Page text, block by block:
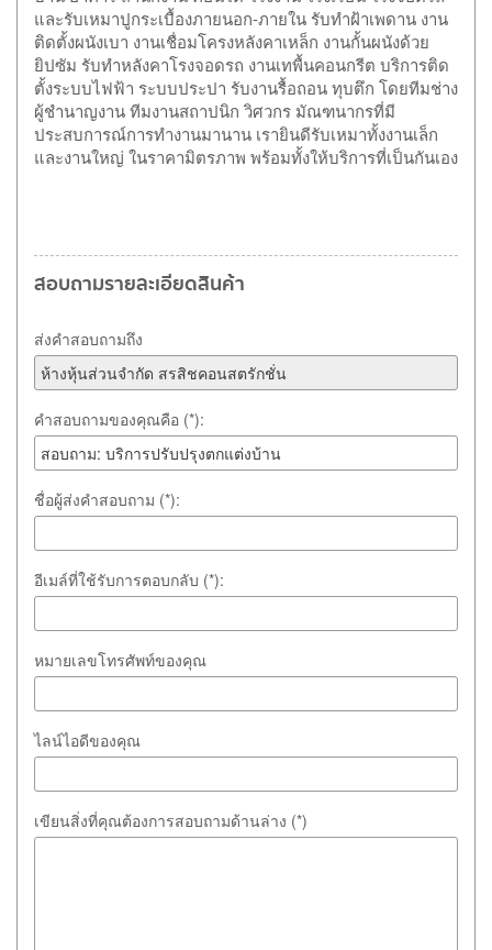
และรับเหมาปูกระเบื้องภายนอก-ภายใน รับทำฝ้าเพดาน งาน
ติดตั้งผนังเบา งานเชื่อมโครงหลังคาเหล็ก งานกั้นผนังด้วย
ยิปซัม รับทำหลังคาโรงจอดรถ งานเทพื้นคอนกรีต บริการติด
ตั้งระบบไฟฟ้า ระบบประปา รับงานรื้อถอน ทุบตึก โดยทีมช่าง
ผู้ชำนาญงาน ทีมงานสถาปนิก วิศวกร มัณฑนากรที่มี
ประสบการณ์การทำงานมานาน เรายินดีรับเหมาทั้งงานเล็ก
และงานใหญ่ ในราคามิตรภาพ พร้อมทั้งให้บริการที่เป็นกันเอง
สอบถามรายละเอียดสินค้า
ส่งคำสอบถามถึง
คำสอบถามของคุณคือ (*):
ชื่อผู้ส่งคำสอบถาม (*):
อีเมล์ที่ใช้รับการตอบกลับ (*):
หมายเลขโทรศัพท์ของคุณ
ไลน์ไอดีของคุณ
เขียนสิ่งที่คุณต้องการสอบถามด้านล่าง (*)